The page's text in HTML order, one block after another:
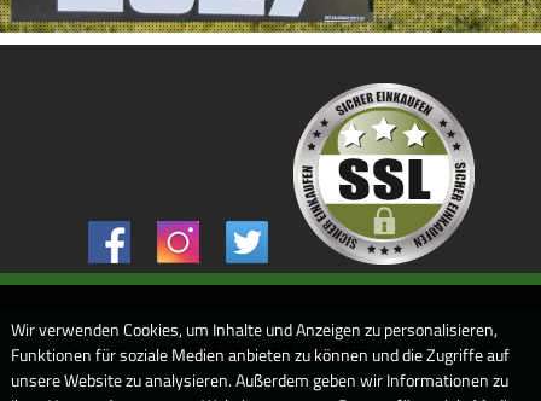
Webdesign by ARANES
Wir verwenden Cookies, um Inhalte und Anzeigen zu personalisieren,
Funktionen für soziale Medien anbieten zu können und die Zugriffe auf
unsere Website zu analysieren. Außerdem geben wir Informationen zu